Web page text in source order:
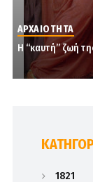
ΑΡΧΑΙΟΤΗΤΑ
Η “καυτή” ζωή
1821